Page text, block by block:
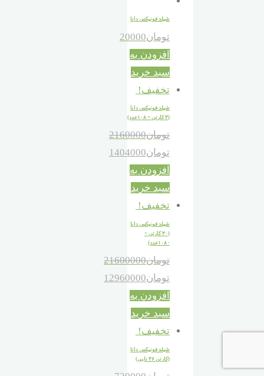
شیلد فونیکس دانا
تومان20000
افزودن به
سبد خرید
تخفیف!
شیلد فونیکس دانا
(۳ کارتن = ۱۰۸عدد)
تومان2160000
تومان1404000
افزودن به
سبد خرید
تخفیف!
شیلد فونیکس دانا
(۳۰ کارتن =
۱۰۸۰عدد)
تومان21600000
تومان12960000
افزودن به
سبد خرید
تخفیف!
شیلد فونیکس دانا
(کارتن ۳۶ تایی)